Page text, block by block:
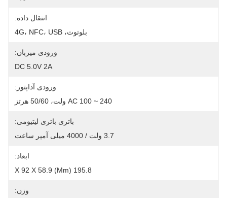
انتقال داده:
بلوتوث، 4G، NFC، USB
ورودی میزبان:
DC 5.0V 2A
ورودی آداپتور:
AC 100 ~ 240 ولت، 50/60 هرتز
باتری باتری لیتیومی:
3.7 ولت / 4000 میلی آمپر ساعت
ابعاد:
195.8 X 92 X 58.9 (mm)
وزن: